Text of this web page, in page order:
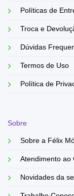
Políticas de
Troca e
Dúvidas
Termos de Uso
Política de
Sobre
Sobre a Félix
Atendimento ao
Novidades da